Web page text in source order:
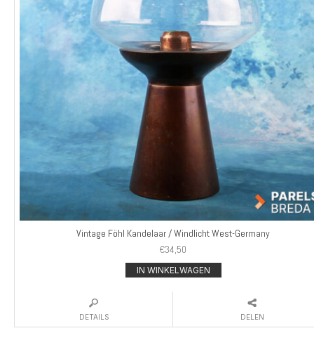
Vintage Föhl Kandelaar / Windlicht West-Germany
€34,50
IN WINKELWAGEN
DETAILS DELEN